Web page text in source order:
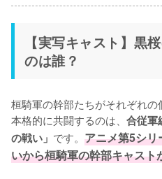
【実写キャスト】黒
のは誰？
桓騎軍の幹部たちがそれぞれ
本格的に共闘するのは、 合従軍
の戦い」 です。 アニメ第5シ
いから桓騎軍の幹部キャス